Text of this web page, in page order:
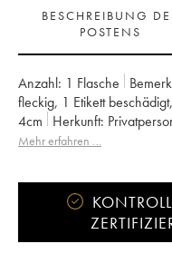
BESCHREIBUNG
POSTENS
Anzahl: 1 Flasche
fleckig, 1 Etikett beschädigt,
4cm
Herkunft:
Region: Jura
Mehr erfahren …